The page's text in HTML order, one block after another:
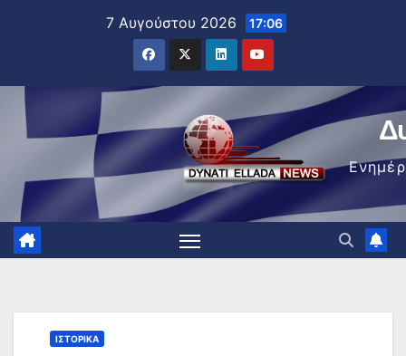
7 Αυγούστου 2026 17:06
ΙΣΤΟΡΙΚΆ